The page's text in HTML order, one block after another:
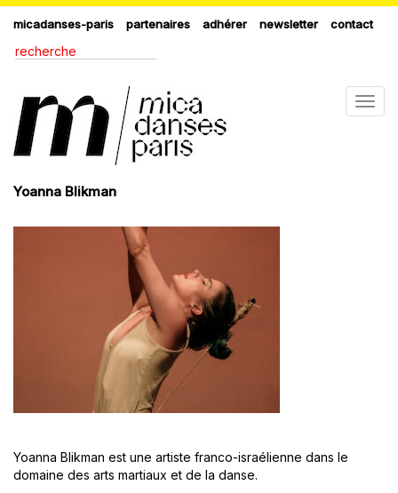
micadanses-paris partenaires adhérer newsletter contact
Yoanna Blikman
Yoanna Blikman est une artiste franco-israélienne dans le
domaine des arts martiaux et de la danse.